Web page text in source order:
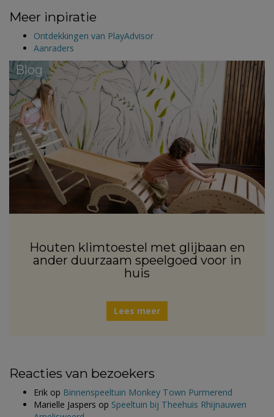
Meer inpiratie
Ontdekkingen van PlayAdvisor
Aanraders
Blog
Houten klimtoestel met glijbaan en
ander duurzaam speelgoed voor in
huis
Lees meer
Reacties van bezoekers
Erik op Binnenspeeltuin Monkey Town Purmerend
Marielle Jaspers op Speeltuin bij Theehuis Rhijnauwen